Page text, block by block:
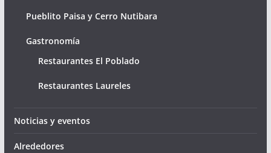
Pueblito Paisa y Cerro Nutibara
Gastronomía
Restaurantes El Poblado
Restaurantes Laureles
Noticias y eventos
Alrededores